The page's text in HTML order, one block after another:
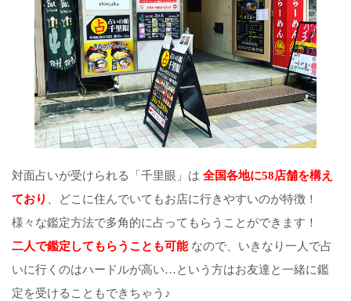
対面占いが受けられる「千里眼」は 全国各地に58店舗を構え
ており 、どこに住んでいてもお店に行きやすいのが特徴！
様々な鑑定方法で多角的に占ってもらうことができます！
二人で鑑定してもらうことも可能なので、いきなり一人で占
いに行くのはハードルが高い…という方はお友達と一緒に鑑
定を受けることもできちゃう♪